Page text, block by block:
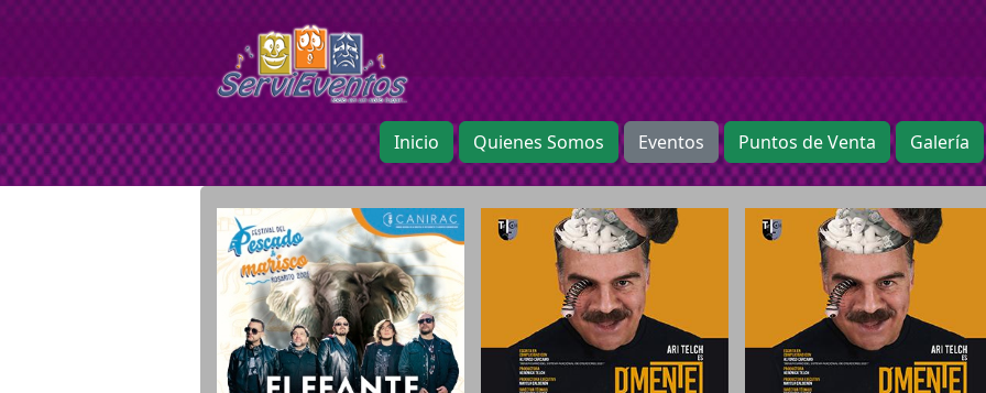
Inicio Quienes Somos Eventos Puntos de Venta Galería